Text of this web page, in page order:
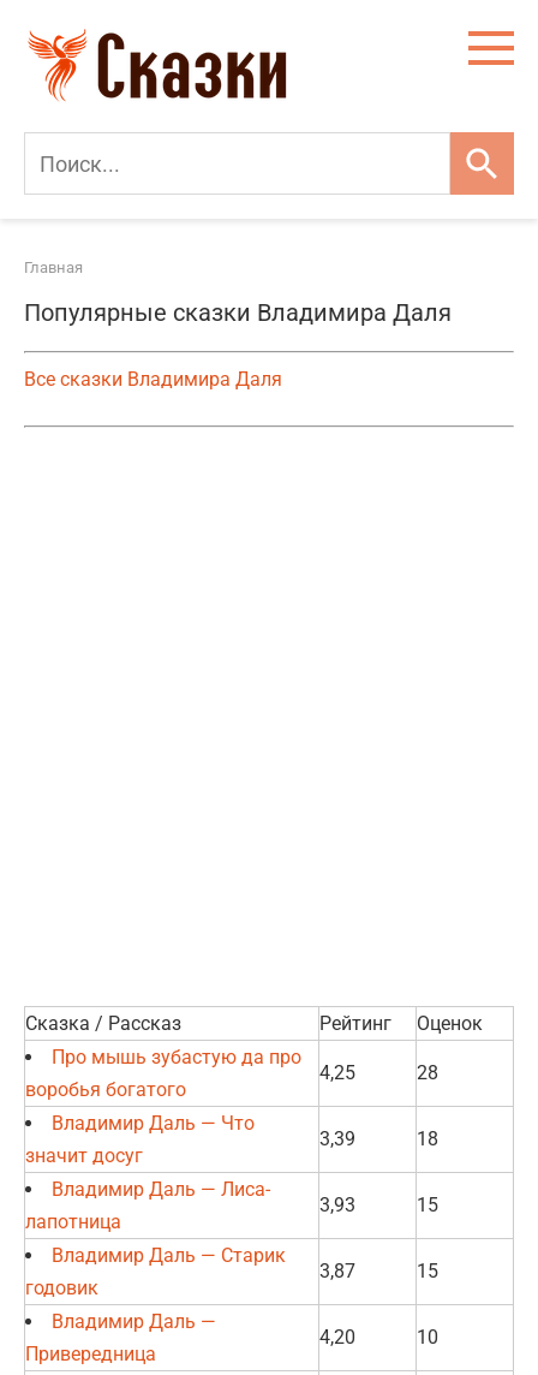
контенту
Главная
Популярные сказки Владимира Даля
Все сказки Владимира Даля
Сказка / Рассказ Рейтинг
Оценок
Про мышь зубастую да про
воробья богатого
4,25 28
Владимир Даль — Что
значит досуг
3,39 18
Владимир Даль — Лиса-
лапотница
3,93 15
Владимир Даль — Старик
годовик
3,87 15
Владимир Даль —
Привередница
4,20 10